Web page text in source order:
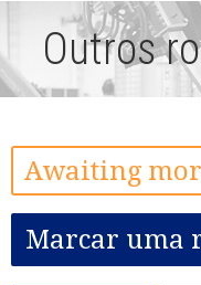
Outros
Awaiting
Marcar uma